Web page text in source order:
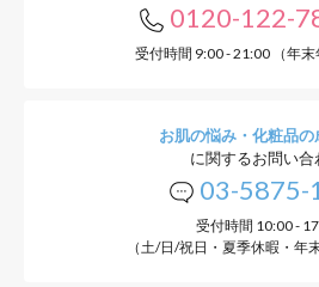
0120-122-
受付時間 9:00 - 21:00 （年末
お肌の悩み・化粧品の
に関するお問い合
03-5875-
受付時間 10:00 -
（土/日/祝日・夏季休暇・年